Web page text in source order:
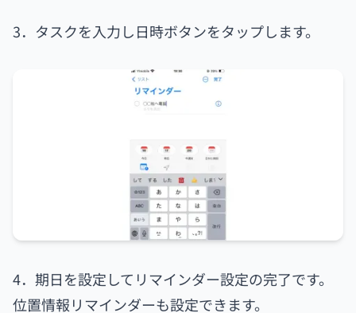
3．タスクを入力し日時ボタンをタップします。
4．期日を設定してリマインダー設定の完了です。
位置情報リマインダーも設定できます。